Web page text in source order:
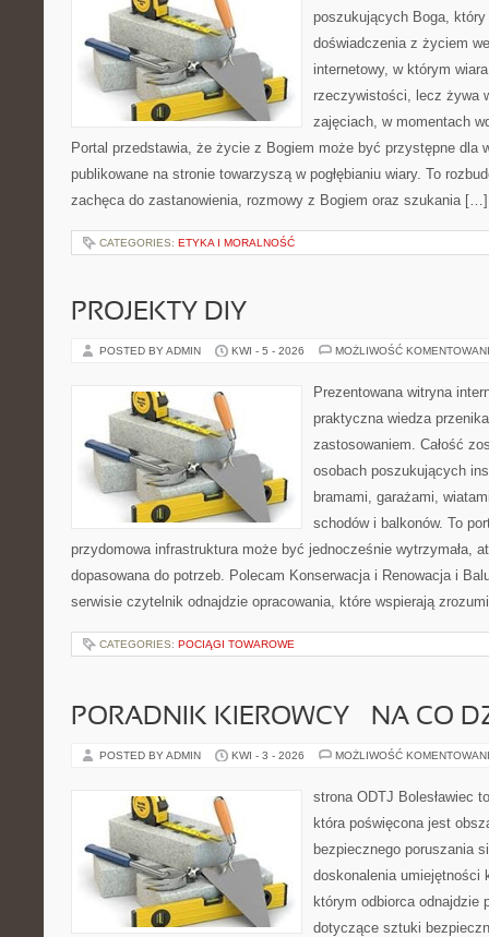
poszukujących Boga,
doświadczenia z życiem
internetowy, w którym
rzeczywistości, lecz żywa
zajęciach, w momentach
Portal przedstawia, że życie z Bogiem może być przystępne dla
publikowane na stronie towarzyszą w pogłębianiu wiary. To
zachęca do zastanowienia, rozmowy z Bogiem oraz szukania […]
CATEGORIES: ETYKA I MORALNOŚĆ
PROJEKTY DIY
POSTED BY ADMIN KWI - 5 - 2026 MOŻLIWOŚĆ
Prezentowana witryna
praktyczna wiedza
zastosowaniem. Całość
osobach poszukujących
bramami, garażami,
schodów i balkonów. To
przydomowa infrastruktura może być jednocześnie wytrzymała,
dopasowana do potrzeb. Polecam Konserwacja i Renowacja i
serwisie czytelnik odnajdzie opracowania, które wspierają
CATEGORIES: POCIĄGI TOWAROWE
PORADNIK KIEROWCY – NA CO
POSTED BY ADMIN KWI - 3 - 2026 MOŻLIWOŚĆ
strona ODTJ Bolesławiec
która poświęcona jest
bezpiecznego poruszania
doskonalenia umiejętności
którym odbiorca odnajdzie
dotyczące sztuki